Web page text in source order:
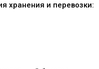
хранения и перевозки: